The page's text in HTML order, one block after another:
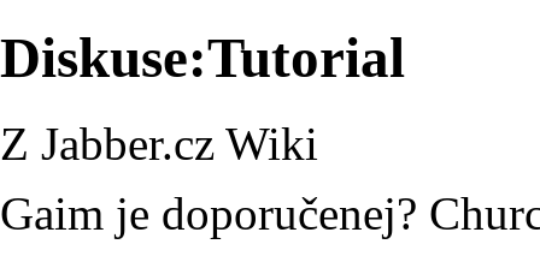
Diskuse:Tutorial
Z Jabber.cz Wiki
Gaim je doporučenej?